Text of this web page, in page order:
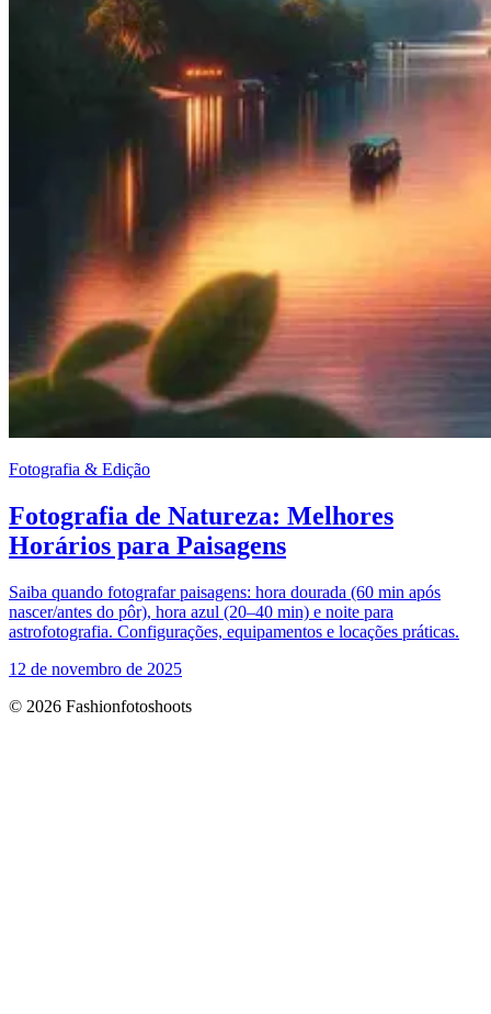
Fotografia & Edição
Fotografia de Natureza: Melhores
Horários para Paisagens
Saiba quando fotografar paisagens: hora dourada (60 min após
nascer/antes do pôr), hora azul (20–40 min) e noite para
astrofotografia. Configurações, equipamentos e locações práticas.
12 de novembro de 2025
© 2026 Fashionfotoshoots